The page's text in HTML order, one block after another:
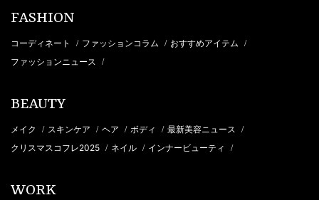
FASHION
コーディネート / ファッションコラム / おすすめアイテム /
ファッションニュース /
BEAUTY
メイク / スキンケア / ヘア / ボディ / 最新美容ニュース /
クリスマスコフレ2025 / ネイル / インナービューティ /
WORK